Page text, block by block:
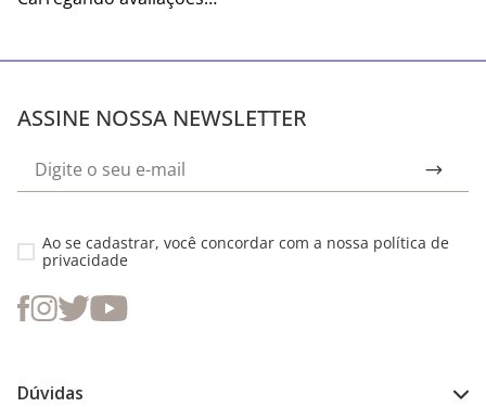
ASSINE NOSSA NEWSLETTER
Ao se cadastrar, você concordar com a nossa política de
privacidade
Dúvidas